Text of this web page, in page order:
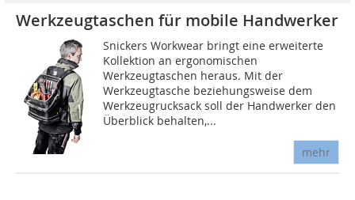
Werkzeugtaschen für mobile Handwerker
Snickers Workwear bringt eine erweiterte
Kollektion an ergonomischen
Werkzeugtaschen heraus. Mit der
Werkzeugtasche beziehungsweise dem
Werkzeugrucksack soll der Handwerker den
Überblick behalten,...
mehr